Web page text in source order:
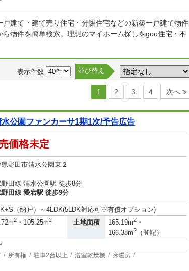
建て・建て売り住宅・分譲住宅などの新築一戸建て物件
物件を簡単検索。理想のマイホーム探しをgoo住宅・不
表示件数 並び替え
1 2 3 4 次へ
公園ファンカーサ1期1次/予告広告
価格未定
野田市清水公園東２
野田線 清水公園駅 徒歩8分
野田線 愛宕駅 徒歩9分
（納戸）～4LDK(5LDK対応可※有償オプション)
2 ・105.25m2 土地面積 165.19m2 ・
166.38m2
（登記）
所有権 駐車2台以上 浴室乾燥機 床暖房